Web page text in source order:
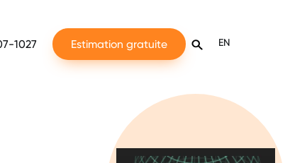
1027 Estimation gratuite EN